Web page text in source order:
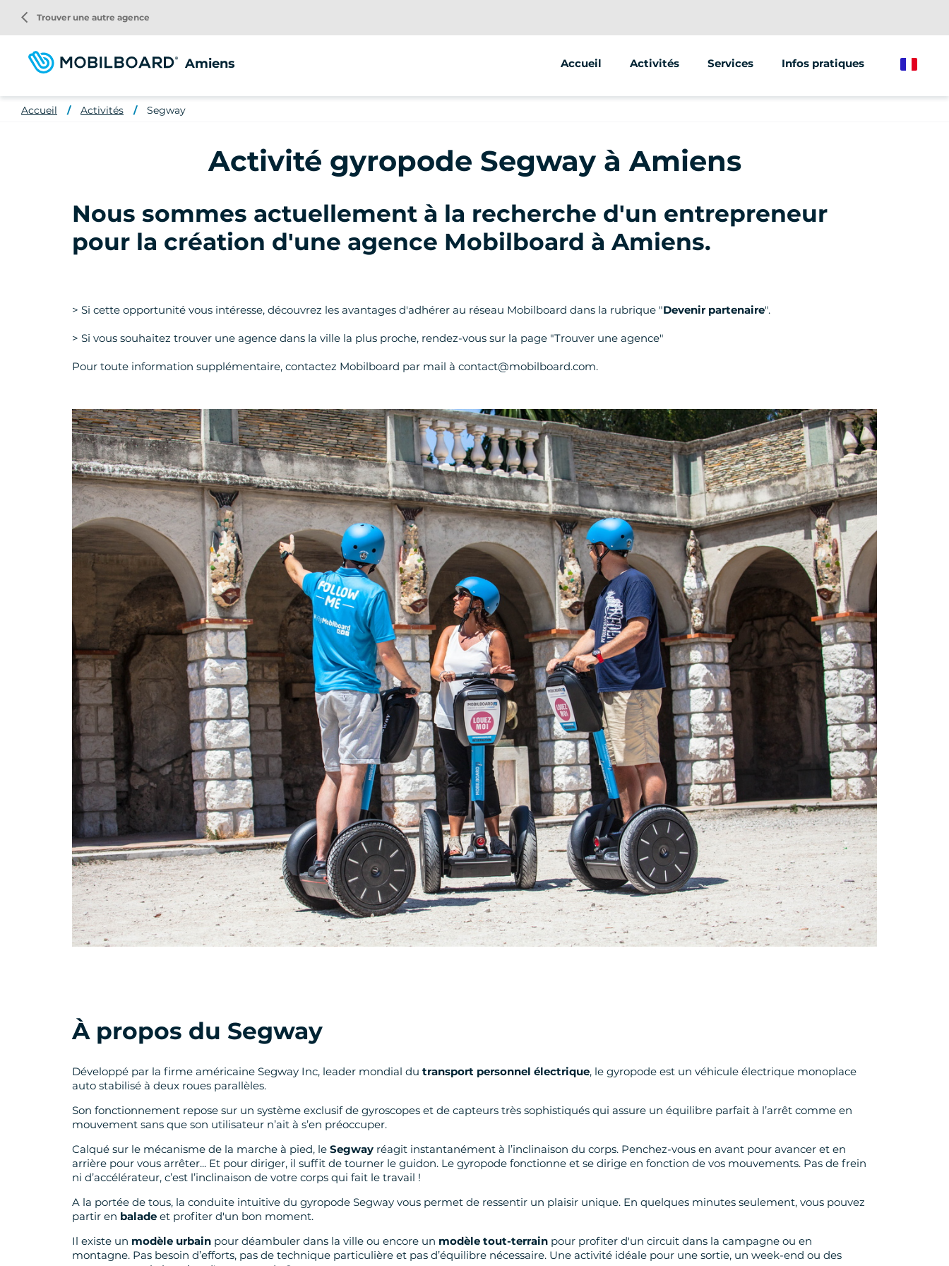
contenu
principal
Amiens Accueil Activités
Segway
Vélo électrique
Services
Animations & Séminaires
Infos pratiques
arrow_back_ios Trouver une autre agence
Accueil Activités Segway
Activité gyropode Segway à Amiens
Nous sommes actuellement à la recherche d'un entrepreneur
pour la création d'une agence Mobilboard à Amiens.
> Si cette opportunité vous intéresse, découvrez les avantages d'adhérer au réseau Mobilboard dans la rubrique "Devenir partenaire".
> Si vous souhaitez trouver une agence dans la ville la plus proche, rendez-vous sur la page "Trouver une agence"
Pour toute information supplémentaire, contactez Mobilboard par mail à contact@mobilboard.com.
À propos du Segway
Développé par la firme américaine Segway Inc, leader mondial du transport personnel électrique, le gyropode est un véhicule électrique monoplace
auto stabilisé à deux roues parallèles.
Son fonctionnement repose sur un système exclusif de gyroscopes et de capteurs très sophistiqués qui assure un équilibre parfait à l’arrêt comme en
mouvement sans que son utilisateur n’ait à s’en préoccuper.
Calqué sur le mécanisme de la marche à pied, le Segway réagit instantanément à l’inclinaison du corps. Penchez-vous en avant pour avancer et en
arrière pour vous arrêter... Et pour diriger, il suffit de tourner le guidon. Le gyropode fonctionne et se dirige en fonction de vos mouvements. Pas de frein
ni d’accélérateur, c’est l’inclinaison de votre corps qui fait le travail !
A la portée de tous, la conduite intuitive du gyropode Segway vous permet de ressentir un plaisir unique. En quelques minutes seulement, vous pouvez
partir en balade et profiter d'un bon moment.
Il existe un modèle urbain pour déambuler dans la ville ou encore un modèle tout-terrain pour profiter d'un circuit dans la campagne ou en
montagne. Pas besoin d’efforts, pas de technique particulière et pas d’équilibre nécessaire. Une activité idéale pour une sortie, un week-end ou des